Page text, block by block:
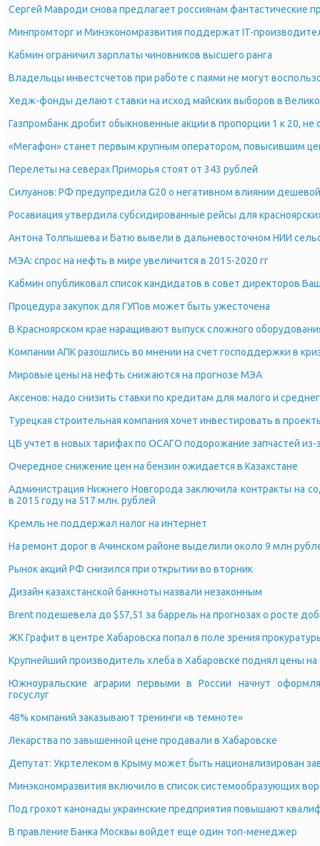
Сергей Мавроди снова предлагает россиянам фантастические
Минпромторг и Минэкономразвития поддержат IT-
Кабмин ограничил зарплаты чиновников высшего ранга
Владельцы инвестсчетов при работе с паями не могут
Хедж-фонды делают ставки на исход майских выборов в
Газпромбанк дробит обыкновенные акции в пропорции 1 к 20, не
«Мегафон» станет первым крупным оператором, повысившим
Перелеты на северах Приморья стоят от 343 рублей
Силуанов: РФ предупредила G20 о негативном влиянии
Росавиация утвердила субсидированные рейсы для
Антона Толпышева и Батю вывели в дальневосточном НИИ
МЭА: спрос на нефть в мире увеличится в 2015-2020 гг
Кабмин опубликовал список кандидатов в совет директоров
Процедура закупок для ГУПов может быть ужесточена
В Красноярском крае наращивают выпуск сложного
Компании АПК разошлись во мнении на счет господдержки в
Мировые цены на нефть снижаются на прогнозе МЭА
Аксенов: надо снизить ставки по кредитам для малого и
Турецкая строительная компания хочет инвестировать в
ЦБ учтет в новых тарифах по ОСАГО подорожание запчастей из-
Очередное снижение цен на бензин ожидается в Казахстане
Администрация Нижнего Новгорода заключила контракты на
в 2015 году на 517 млн. рублей
Кремль не поддержал налог на интернет
На ремонт дорог в Ачинском районе выделили около 9 млн
Рынок акций РФ снизился при открытии во вторник
Дизайн казахстанской банкноты назвали незаконным
Brent подешевела до $57,51 за баррель на прогнозах о росте
ЖК Графит в центре Хабаровска попал в поле зрения
Крупнейший производитель хлеба в Хабаровске поднял цены на
Южноуральские аграрии первыми в России начнут
госуслуг
48% компаний заказывают тренинги «в темноте»
Лекарства по завышенной цене продавали в Хабаровске
Депутат: Укртелеком в Крыму может быть национализирован
Минэкономразвития включило в список системообразующих
Под грохот канонады украинские предприятия повышают
В правление Банка Москвы войдет еще один топ-менеджер